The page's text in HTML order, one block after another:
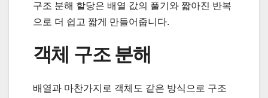
구조 분해 할당은 배열 값의 풀기와 짧아진 반복
으로 더 쉽고 짧게 만들어줍니다.
객체 구조 분해
배열과 마찬가지로 객체도 같은 방식으로 구조